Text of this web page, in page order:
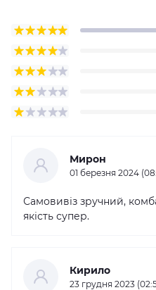
Мирон
01 березня 2024
Самовивіз зручний,
якість супер.
Кирило
23 грудня 2023